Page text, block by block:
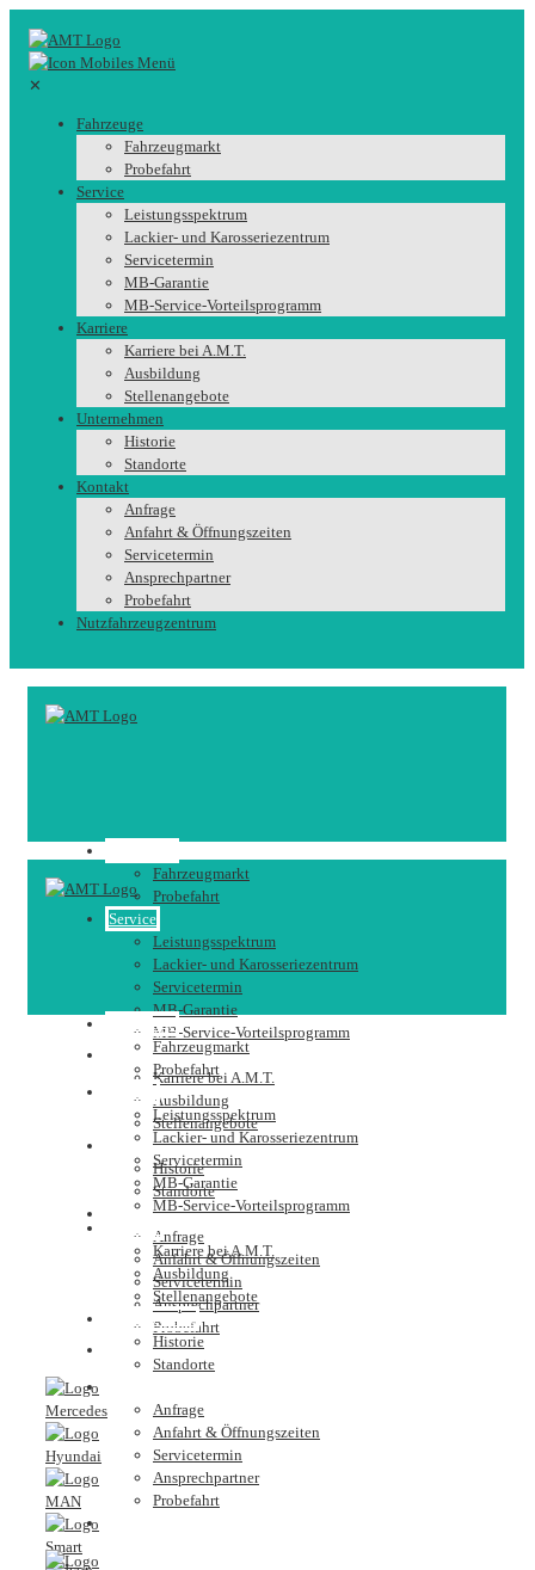
✕
Fahrzeuge
Fahrzeugmarkt
Probefahrt
Service
Leistungsspektrum
Lackier- und Karosseriezentrum
Servicetermin
MB-Garantie
MB-Service-Vorteilsprogramm
Karriere
Karriere bei A.M.T.
Ausbildung
Stellenangebote
Unternehmen
Historie
Standorte
Kontakt
Anfrage
Anfahrt & Öffnungszeiten
Servicetermin
Ansprechpartner
Probefahrt
Nutzfahrzeugzentrum
Fahrzeugmarkt
Probefahrt
Service
Leistungsspektrum
Lackier- und Karosseriezentrum
Servicetermin
MB-Garantie
MB-Service-Vorteilsprogramm
Karriere
Karriere bei A.M.T.
Ausbildung
Stellenangebote
Unternehmen
Historie
Standorte
Kontakt
Anfrage
Anfahrt & Öffnungszeiten
Servicetermin
Ansprechpartner
Probefahrt
Nutzfahrzeugzentrum
Fahrzeuge
Fahrzeugmarkt
Probefahrt
Leistungsspektrum
Lackier- und Karosseriezentrum
Servicetermin
MB-Garantie
MB-Service-Vorteilsprogramm
Karriere
Karriere bei A.M.T.
Ausbildung
Stellenangebote
Unternehmen
Historie
Standorte
Anfrage
Anfahrt & Öffnungszeiten
Servicetermin
Ansprechpartner
Probefahrt